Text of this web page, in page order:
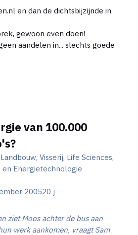
en dan de dichtsbijzijnde in
gewoon even doen!
aandelen in... slechts goede
van 100.000
Visserij, Life Sciences,
en Energietechnologie
200520 j
ziet Moos achter de bus aan
werk aankomen, vraagt Sam